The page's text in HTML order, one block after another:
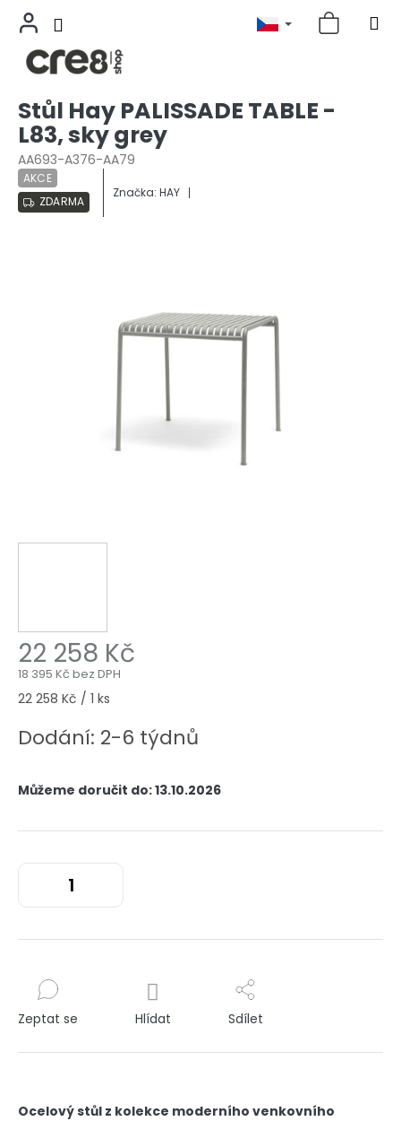
obsah
Stůl Hay PALISSADE TABLE -
L83, sky grey
AA693-A376-AA79
AKCE
ZDARMA
Značka:HAY
22 258 Kč
18 395 Kč bez DPH
Měrná
22 258 Kč / 1 ks
Dodání: 2-6 týdnů
Můžeme doručit do:13.10.2026
Ocelový stůl z kolekce moderního venkovního
Zeptat se Hlídat Sdílet